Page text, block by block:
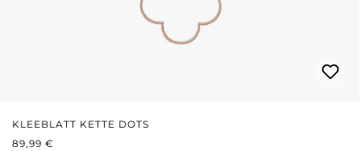
KLEEBLATT KETTE DOTS
REGULÄRER PREIS:
89,99 €